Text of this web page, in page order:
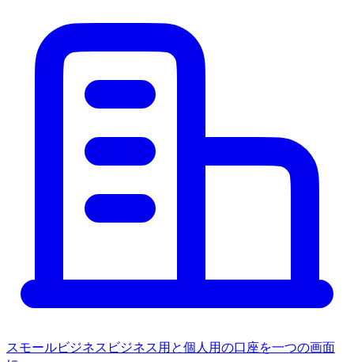
スモールビジネス ビジネス用と個人用の口座を一つの画面